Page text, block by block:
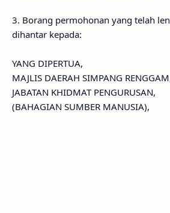
3. Borang permohonan yang telah
dihantar kepada:
YANG DIPERTUA,
MAJLIS DAERAH SIMPANG
JABATAN KHIDMAT PENGURUSAN,
(BAHAGIAN SUMBER MANUSIA),